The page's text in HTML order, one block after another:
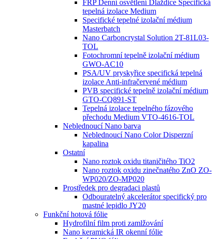
FRP Denní osvětlení Dlaždice Specifická
tepelná izolace Medium
Specifické tepelné izolační médium
Masterbatch
Nano Carboncrystal Solution 2T-81L03-
TOL
Fotochromní tepelně izolační médium
GWO-AC10
PSA/UV pryskyřice specifická tepelná
izolace Anti-infračervené médium
PVB specifické tepelně izolační médium
GTO-CQ891-ST
Tepelná izolace tepelného fázového
přechodu Medium VTO-4616-TOL
Neblednoucí Nano barva
Neblednoucí Nano Color Disperzní
kapalina
Ostatní
Nano roztok oxidu titaničitého TiO2
Nano roztok oxidu zinečnatého ZnO ZO-
WP020/ZO-MP020
Prostředek pro degradaci plastů
Odbouratelný akcelerátor specifický pro
mastné lepidlo JY20
Funkční hotová fólie
Hydrofilní film proti zamlžování
Nano keramická IR okenní fólie